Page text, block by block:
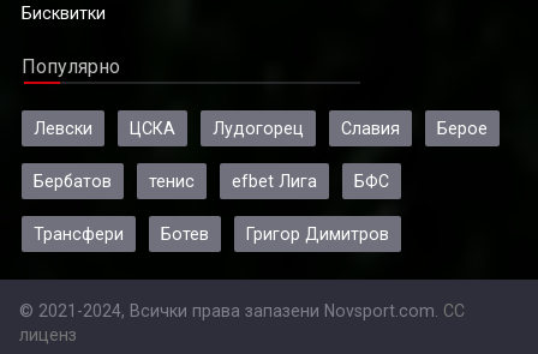
Бисквитки
Популярно
Левски ЦСКА Лудогорец Славия Берое
Бербатов тенис efbet Лига БФС
Трансфери Ботев Григор Димитров
© 2021-2024, Всички права запазени Novsport.com. CC
лиценз